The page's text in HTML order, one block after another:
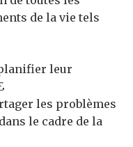
de la vie tels
leur
les problèmes
le cadre de la